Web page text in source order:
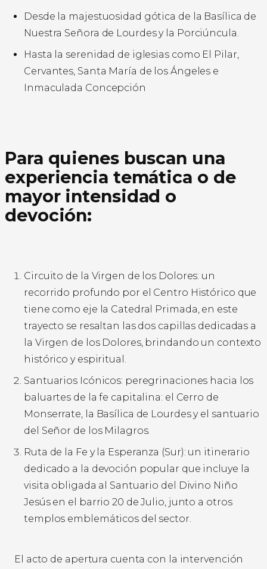
Desde la majestuosidad gótica de la Basílica de
Nuestra Señora de Lourdes y la Porciúncula.
Hasta la serenidad de iglesias como El Pilar,
Cervantes, Santa María de los Ángeles e
Inmaculada Concepción
Para quienes buscan una
experiencia temática o de
mayor intensidad o
devoción:
Circuito de la Virgen de los Dolores: un
recorrido profundo por el Centro Histórico que
tiene como eje la Catedral Primada, en este
trayecto se resaltan las dos capillas dedicadas a
la Virgen de los Dolores, brindando un contexto
histórico y espiritual.
Santuarios Icónicos: peregrinaciones hacia los
baluartes de la fe capitalina: el Cerro de
Monserrate, la Basílica de Lourdes y el santuario
del Señor de los Milagros.
Ruta de la Fe y la Esperanza (Sur): un itinerario
dedicado a la devoción popular que incluye la
visita obligada al Santuario del Divino Niño
Jesús en el barrio 20 de Julio, junto a otros
templos emblemáticos del sector.
El acto de apertura cuenta con la intervención